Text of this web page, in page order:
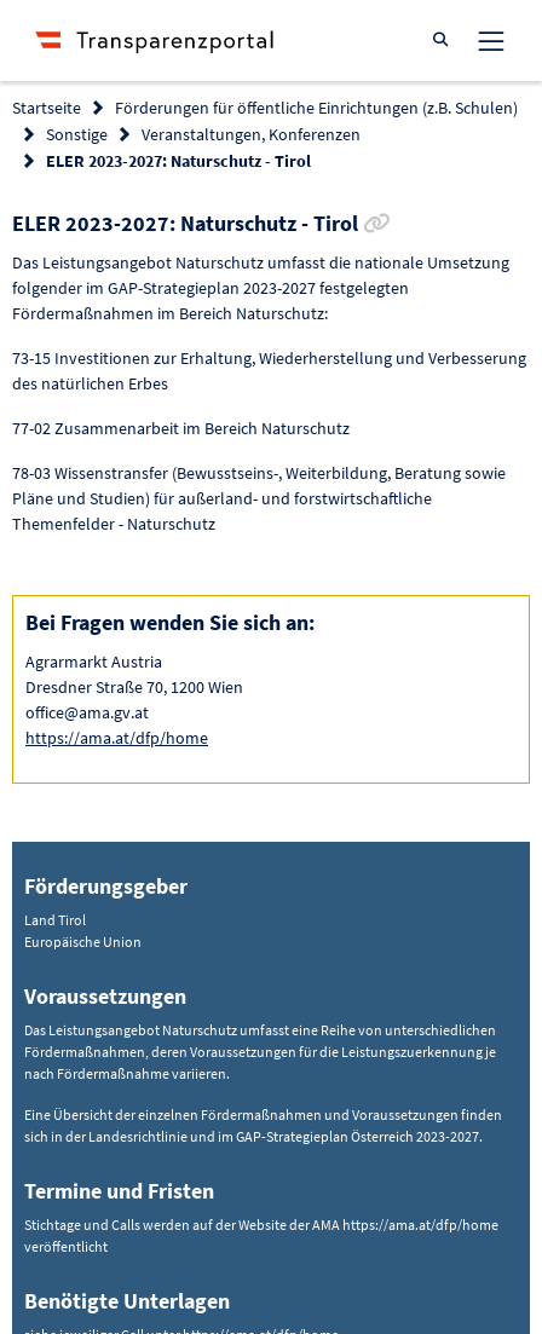
Suche öffnen
Startseite
Förderungen für öffentliche Einrichtungen (z.B. Schulen)
Sonstige
Veranstaltungen, Konferenzen
ELER 2023-2027: Naturschutz - Tirol
ELER 2023-2027: Naturschutz - Tirol
Das Leistungsangebot Naturschutz umfasst die nationale Umsetzung
folgender im GAP-Strategieplan 2023-2027 festgelegten
Fördermaßnahmen im Bereich Naturschutz:
73-15 Investitionen zur Erhaltung, Wiederherstellung und Verbesserung
des natürlichen Erbes
77-02 Zusammenarbeit im Bereich Naturschutz
78-03 Wissenstransfer (Bewusstseins-, Weiterbildung, Beratung sowie
Pläne und Studien) für außerland- und forstwirtschaftliche
Themenfelder - Naturschutz
Bei Fragen wenden Sie sich an:
Agrarmarkt Austria
Dresdner Straße 70, 1200 Wien
office@ama.gv.at
https://ama.at/dfp/home
Förderungsgeber
Land Tirol
Europäische Union
Voraussetzungen
Das Leistungsangebot Naturschutz umfasst eine Reihe von unterschiedlichen
Fördermaßnahmen, deren Voraussetzungen für die Leistungszuerkennung je
nach Fördermaßnahme variieren.
Eine Übersicht der einzelnen Fördermaßnahmen und Voraussetzungen finden
sich in der Landesrichtlinie und im GAP-Strategieplan Österreich 2023-2027.
Termine und Fristen
Stichtage und Calls werden auf der Website der AMA https://ama.at/dfp/home
veröffentlicht
Benötigte Unterlagen